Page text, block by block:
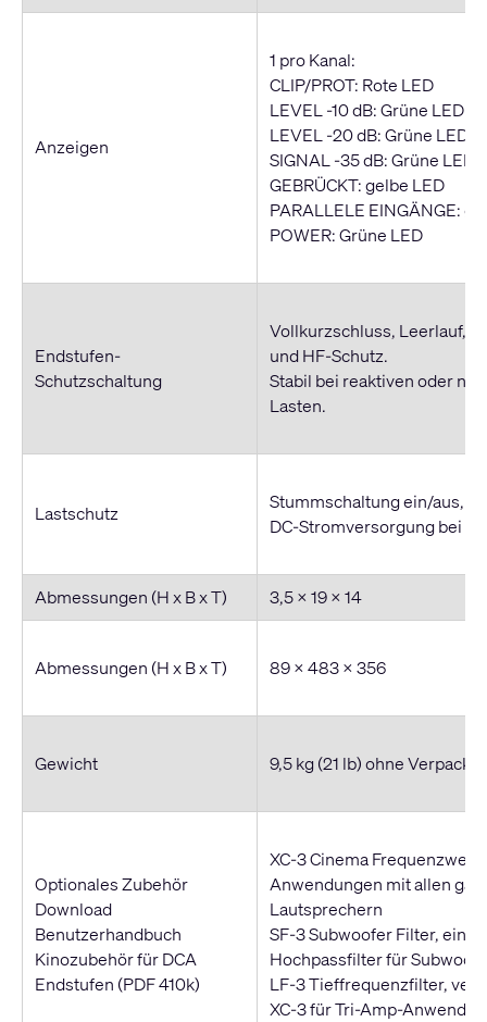
Anzeigen
1 pro Kanal:
CLIP/PROT: Rote LED
LEVEL -10 dB: Grüne LED
LEVEL -20 dB: Grüne LED
SIGNAL -35 dB: Grüne LED
GEBRÜCKT: gelbe LED
PARALLELE EINGÄNGE:
POWER: Grüne LED
Endstufen-
Schutzschaltung
Vollkurzschluss, Leerlauf,
und HF-Schutz.
Stabil bei reaktiven oder
Lasten.
Lastschutz
Stummschaltung ein/aus,
DC-Stromversorgung bei
Abmessungen (H x B x T) 3,5 x 19 x 14
Abmessungen (H x B x T) 89 x 483 x 356
Gewicht 9,5 kg (21 lb) ohne
Optionales Zubehör
Download
Benutzerhandbuch
Kinozubehör für DCA
Endstufen (PDF 410k)
XC-3 Cinema
Anwendungen mit allen
Lautsprechern
SF-3 Subwoofer Filter, ein
Hochpassfilter für
LF-3 Tieffrequenzfilter,
XC-3 für Tri-Amp-